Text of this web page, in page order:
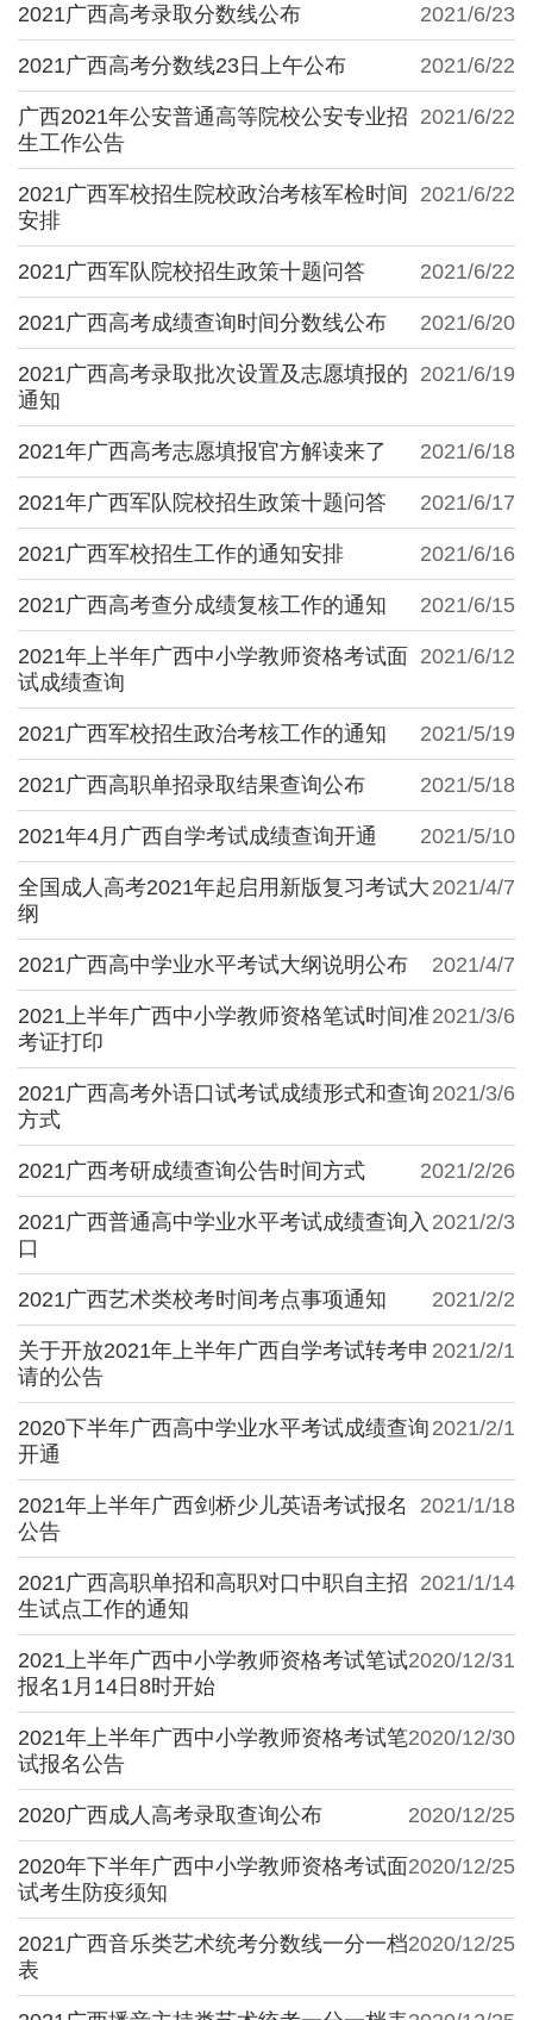
2021/6/23
2021广西高考录取分数线公布
2021/6/22
2021广西高考分数线23日上午公布
2021/6/22
广西2021年公安普通高等院校公安专业招
生工作公告
2021/6/22
2021广西军校招生院校政治考核军检时间
安排
2021/6/22
2021广西军队院校招生政策十题问答
2021/6/20
2021广西高考成绩查询时间分数线公布
2021/6/19
2021广西高考录取批次设置及志愿填报的
通知
2021/6/18
2021年广西高考志愿填报官方解读来了
2021/6/17
2021年广西军队院校招生政策十题问答
2021/6/16
2021广西军校招生工作的通知安排
2021/6/15
2021广西高考查分成绩复核工作的通知
2021/6/12
2021年上半年广西中小学教师资格考试面
试成绩查询
2021/5/19
2021广西军校招生政治考核工作的通知
2021/5/18
2021广西高职单招录取结果查询公布
2021/5/10
2021年4月广西自学考试成绩查询开通
2021/4/7
全国成人高考2021年起启用新版复习考试大
纲
2021/4/7
2021广西高中学业水平考试大纲说明公布
2021/3/6
2021上半年广西中小学教师资格笔试时间准
考证打印
2021/3/6
2021广西高考外语口试考试成绩形式和查询
方式
2021/2/26
2021广西考研成绩查询公告时间方式
2021/2/3
2021广西普通高中学业水平考试成绩查询入
口
2021/2/2
2021广西艺术类校考时间考点事项通知
2021/2/1
关于开放2021年上半年广西自学考试转考申
请的公告
2021/2/1
2020下半年广西高中学业水平考试成绩查询
开通
2021/1/18
2021年上半年广西剑桥少儿英语考试报名
公告
2021/1/14
2021广西高职单招和高职对口中职自主招
生试点工作的通知
2020/12/31
2021上半年广西中小学教师资格考试笔试
报名1月14日8时开始
2020/12/30
2021年上半年广西中小学教师资格考试笔
试报名公告
2020/12/25
2020广西成人高考录取查询公布
2020/12/25
2020年下半年广西中小学教师资格考试面
试考生防疫须知
2020/12/25
2021广西音乐类艺术统考分数线一分一档
表